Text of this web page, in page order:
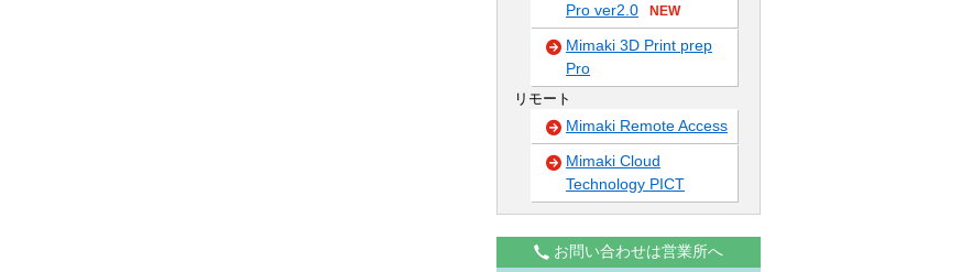
Pro ver2.0
NEW
Mimaki 3D Print prep
Pro
リモート
Mimaki Remote Access
Mimaki Cloud
Technology PICT
お問い合わせは営業所へ